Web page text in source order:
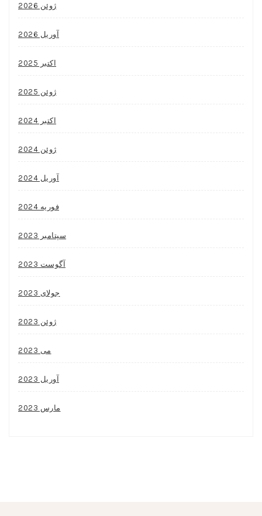
ژوئن 2026
آوریل 2026
اکتبر 2025
ژوئن 2025
اکتبر 2024
ژوئن 2024
آوریل 2024
فوریه 2024
سپتامبر 2023
آگوست 2023
جولای 2023
ژوئن 2023
می 2023
آوریل 2023
مارس 2023